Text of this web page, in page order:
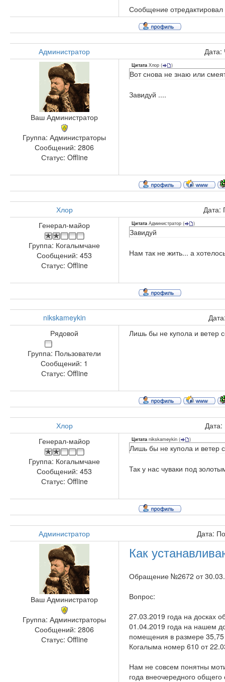
Сообщение отредактировал
Администратор Дата:
Ваш Администратор
Группа: Администраторы
Сообщений: 2806
Статус: Offline
Цитата Хлор ( )
Вот снова не знаю или
Завидуй ....
Хлор
Дата:
Генерал-майор
Группа: Когалымчане
Сообщений: 453
Статус: Offline
Цитата Администратор ( )
Завидуй
Нам так не жить... а
nikskameykin
Рядовой
Группа: Пользователи
Сообщений: 1
Статус: Offline
Лишь бы не купола и ветер
Хлор
Генерал-майор
Группа: Когалымчане
Сообщений: 453
Статус: Offline
Цитата nikskameykin ( )
Лишь бы не купола и ветер
Так у нас чуваки под
Администратор Дата:
Ваш Администратор
Группа: Администраторы
Сообщений: 2806
Статус: Offline
Как
Обращение №2672 от
Вопрос:
27.03.2019 года на досках
01.04.2019 года на нашем
помещения в размере 35,75
Когалыма номер 610 от
Нам не совсем понятны
года внеочередного